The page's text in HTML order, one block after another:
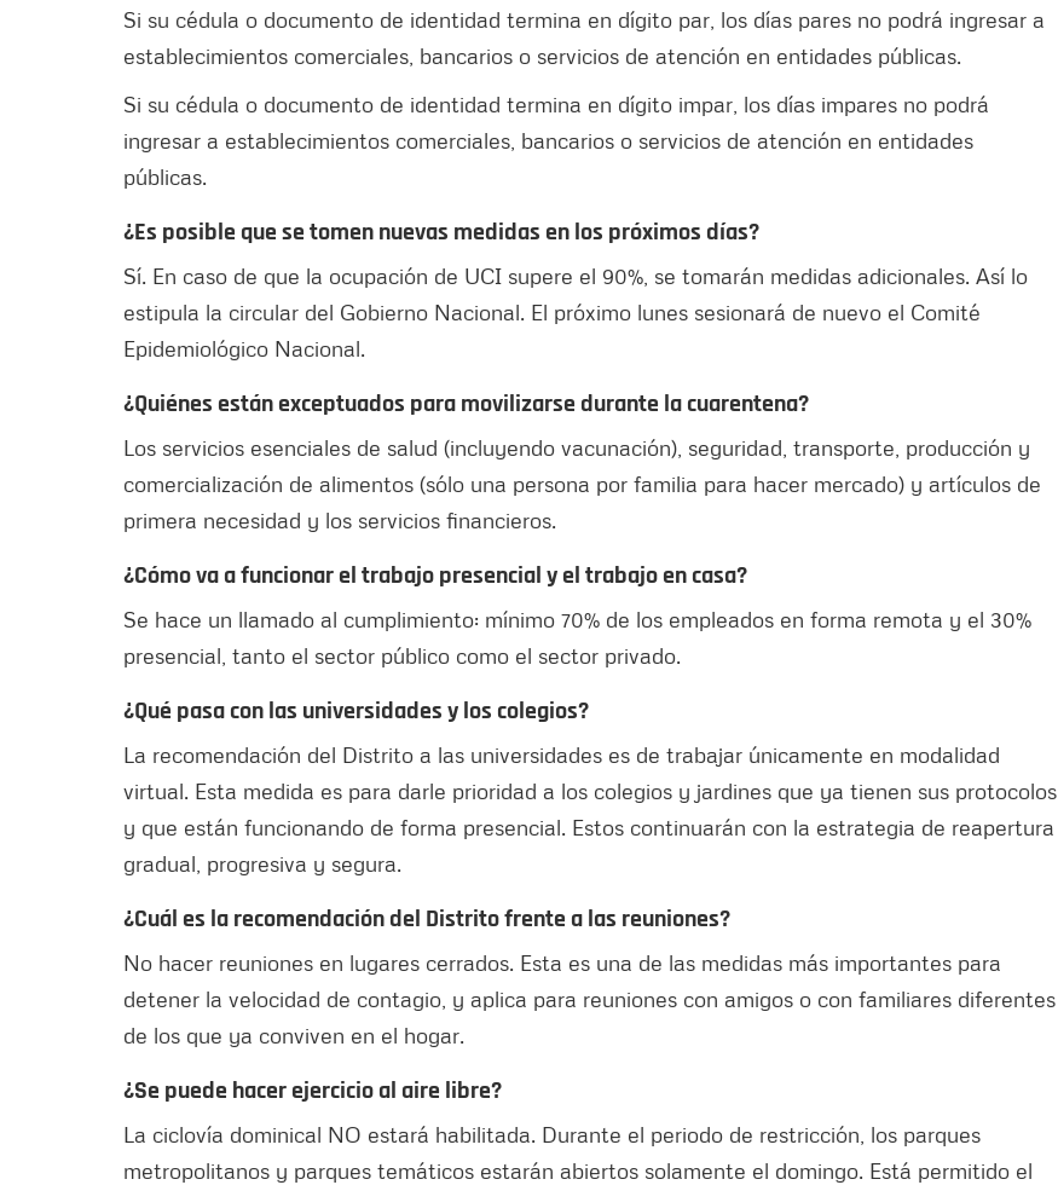
Si su cédula o documento de identidad termina en dígito par, los días pares no podrá ingresar a
establecimientos comerciales, bancarios o servicios de atención en entidades públicas.
Si su cédula o documento de identidad termina en dígito impar, los días impares no podrá
ingresar a establecimientos comerciales, bancarios o servicios de atención en entidades
públicas.
¿Es posible que se tomen nuevas medidas en los próximos días?
Sí. En caso de que la ocupación de UCI supere el 90%, se tomarán medidas adicionales. Así lo
estipula la circular del Gobierno Nacional. El próximo lunes sesionará de nuevo el Comité
Epidemiológico Nacional.
¿Quiénes están exceptuados para movilizarse durante la cuarentena?
Los servicios esenciales de salud (incluyendo vacunación), seguridad, transporte, producción y
comercialización de alimentos (sólo una persona por familia para hacer mercado) y artículos de
primera necesidad y los servicios financieros.
¿Cómo va a funcionar el trabajo presencial y el trabajo en casa?
Se hace un llamado al cumplimiento: mínimo 70% de los empleados en forma remota y el 30%
presencial, tanto el sector público como el sector privado.
¿Qué pasa con las universidades y los colegios?
La recomendación del Distrito a las universidades es de trabajar únicamente en modalidad
virtual. Esta medida es para darle prioridad a los colegios y jardines que ya tienen sus protocolos
y que están funcionando de forma presencial. Estos continuarán con la estrategia de reapertura
gradual, progresiva y segura.
¿Cuál es la recomendación del Distrito frente a las reuniones?
No hacer reuniones en lugares cerrados. Esta es una de las medidas más importantes para
detener la velocidad de contagio, y aplica para reuniones con amigos o con familiares diferentes
de los que ya conviven en el hogar.
¿Se puede hacer ejercicio al aire libre?
La ciclovía dominical NO estará habilitada. Durante el periodo de restricción, los parques
metropolitanos y parques temáticos estarán abiertos solamente el domingo. Está permitido el